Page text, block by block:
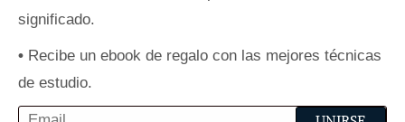
significado.
• Recibe un ebook de regalo con las mejores técnicas
de estudio.